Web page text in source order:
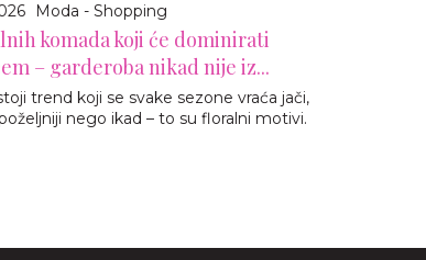
Moda - Shopping
komada koji će dominirati
– garderoba nikad nije iz...
trend koji se svake sezone vraća jači,
nego ikad – to su floralni motivi.